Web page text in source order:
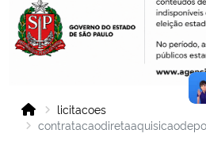
licitacoes